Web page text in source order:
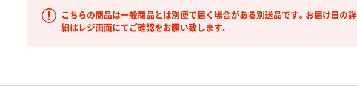
こちらの商品は一般商品とは別便で届く場合がある別送品です。お届け日の詳
細はレジ画面にてご確認をお願い致します。